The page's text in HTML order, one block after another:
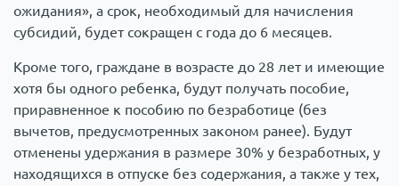
ожидания», а срок, необходимый для начисления
субсидий, будет сокращен с года до 6 месяцев.
Кроме того, граждане в возрасте до 28 лет и имеющие
хотя бы одного ребенка, будут получать пособие,
приравненное к пособию по безработице (без
вычетов, предусмотренных законом ранее). Будут
отменены удержания в размере 30% у безработных, у
находящихся в отпуске без содержания, а также у тех,